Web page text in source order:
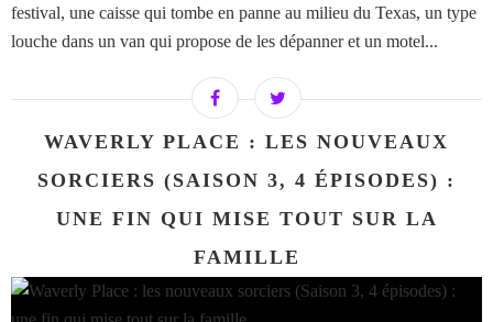
festival, une caisse qui tombe en panne au milieu du Texas, un type
louche dans un van qui propose de les dépanner et un motel...
WAVERLY PLACE : LES NOUVEAUX
SORCIERS (SAISON 3, 4 ÉPISODES) :
UNE FIN QUI MISE TOUT SUR LA
FAMILLE